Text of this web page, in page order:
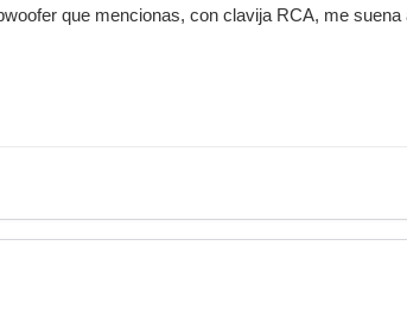
que mencionas, con clavija RCA, me suena